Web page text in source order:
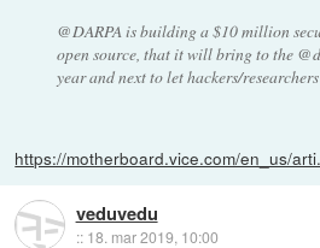
@DARPA is building a $10 million
open source, that it will bring to the
year and next to let hackers/
https://motherboard.vice.com/en_us/
veduvedu
:: 18. mar 2019, 10:00